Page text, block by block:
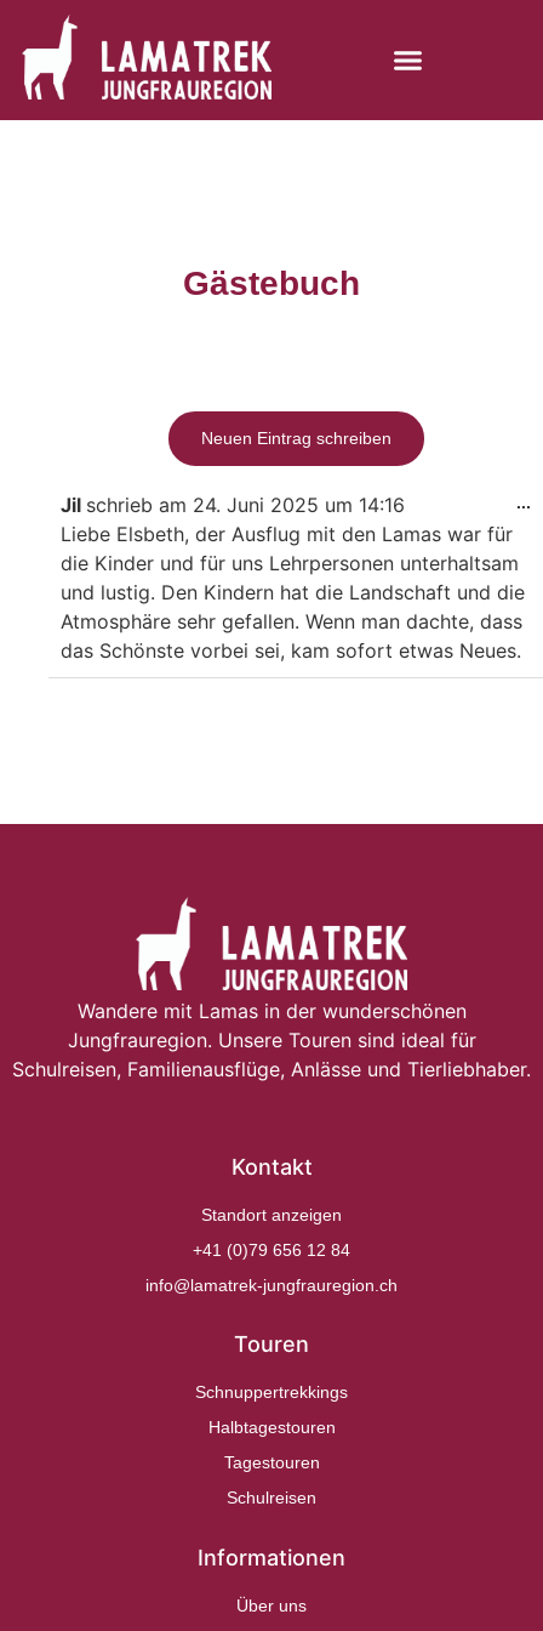
Gästebuch
Jil schrieb am 24. Juni 2025 um 14:16
Liebe Elsbeth, der Ausflug mit den Lamas war für
die Kinder und für uns Lehrpersonen unterhaltsam
und lustig. Den Kindern hat die Landschaft und die
Atmosphäre sehr gefallen. Wenn man dachte, dass
das Schönste vorbei sei, kam sofort etwas Neues.
...
Wandere mit Lamas in der wunderschönen
Jungfrauregion. Unsere Touren sind ideal für
Schulreisen, Familienausflüge, Anlässe und Tierliebhaber.
Kontakt
Standort anzeigen
+41 (0)79 656 12 84
info@lamatrek-jungfrauregion.ch
Touren
Schnuppertrekkings
Halbtagestouren
Tagestouren
Schulreisen
Informationen
Über uns